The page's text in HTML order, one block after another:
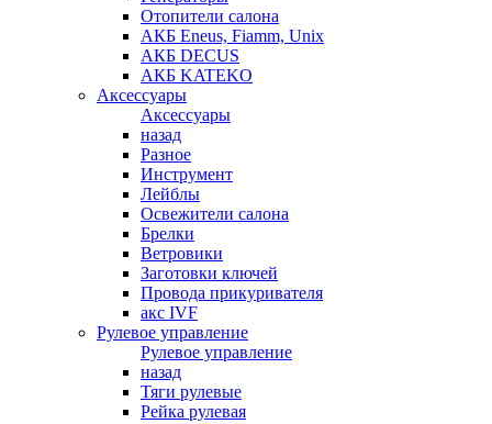
Отопители салона
АКБ Eneus, Fiamm, Unix
АКБ DECUS
АКБ KATEKO
Аксессуары
Аксессуары
назад
Разное
Инструмент
Лейблы
Освежители салона
Брелки
Ветровики
Заготовки ключей
Провода прикуривателя
акс IVF
Рулевое управление
Рулевое управление
назад
Тяги рулевые
Рейка рулевая